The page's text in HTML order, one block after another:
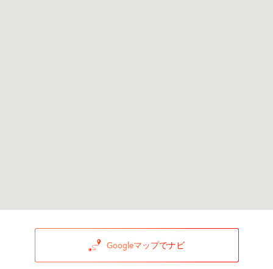
Googleマップでナビ